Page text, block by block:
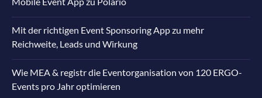
Mit der richtigen Event Sponsoring App zu mehr
Reichweite, Leads und Wirkung
Wie MEA & registr die Eventorganisation von 120 ERGO-
Events pro Jahr optimieren